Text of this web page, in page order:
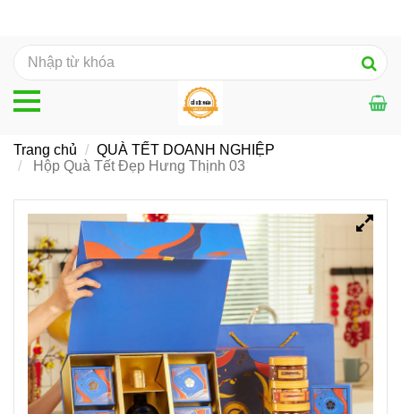
Trang chủ
QUÀ TẾT DOANH NGHIỆP
Hộp Quà Tết Đẹp Hưng Thịnh 03